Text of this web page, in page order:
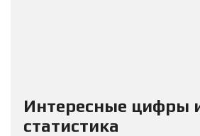
Интересные цифры
статистика